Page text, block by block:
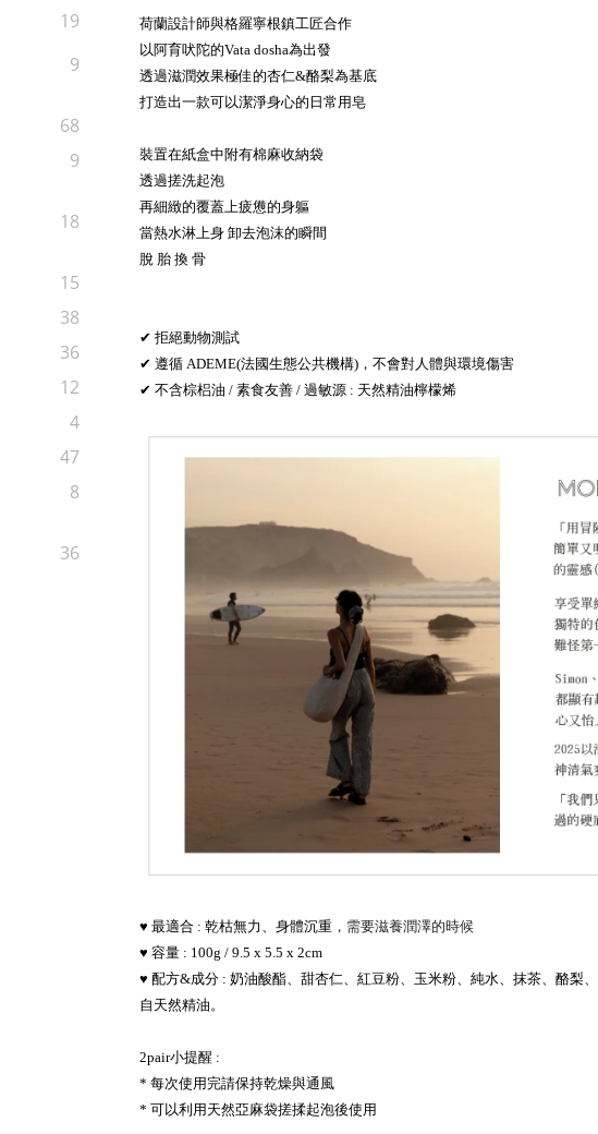
19
9
68
9
18
15
38
36
12
4
47
8
36
荷蘭設計師與格羅寧根鎮工匠合作
以阿育吠陀的Vata dosha為出發
透過滋潤效果極佳的杏仁&酪梨為基底
打造出一款可以潔淨身心的日常用皂
裝置在紙盒中附有棉麻收納袋
透過搓洗起泡
再細緻的覆蓋上疲憊的身軀
當熱水淋上身 卸去泡沫的瞬間
脫 胎 換 骨
✔ 拒絕動物測試
✔ 遵循 ADEME(法國生態公共機構)，不會對人體與環境傷害
✔ 不含棕梠油 / 素食友善 / 過敏源 : 天然精油檸檬烯
♥ 最適合 : 乾枯無力 、身體沉重 ，需要滋養潤澤的時候
♥ 容量 : 100g / 9.5 x 5.5 x 2cm
♥ 配方&成分 : 奶油酸酯、甜杏仁、紅豆粉、玉米粉、純水、抹茶、酪梨、
自天然精油。
2pair小提醒 :
* 每次使用完請保持乾燥與通風
* 可以利用天然亞麻袋搓揉起泡後使用